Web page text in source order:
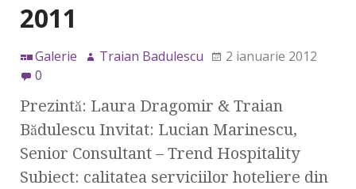
2011
Galerie Traian Badulescu
2 ianuarie 2012
0
Prezintă: Laura Dragomir & Traian
Bădulescu Invitat: Lucian Marinescu,
Senior Consultant – Trend Hospitality
Subiect: calitatea serviciilor hoteliere din